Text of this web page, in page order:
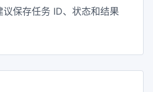
议保存任务 ID、状态和结果